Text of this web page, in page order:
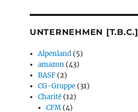
UNTERNEHMEN [T.B.C.]
Alpenland (5)
amazon (43)
BASF (2)
CG-Gruppe (31)
Charité (12)
CFM (4)